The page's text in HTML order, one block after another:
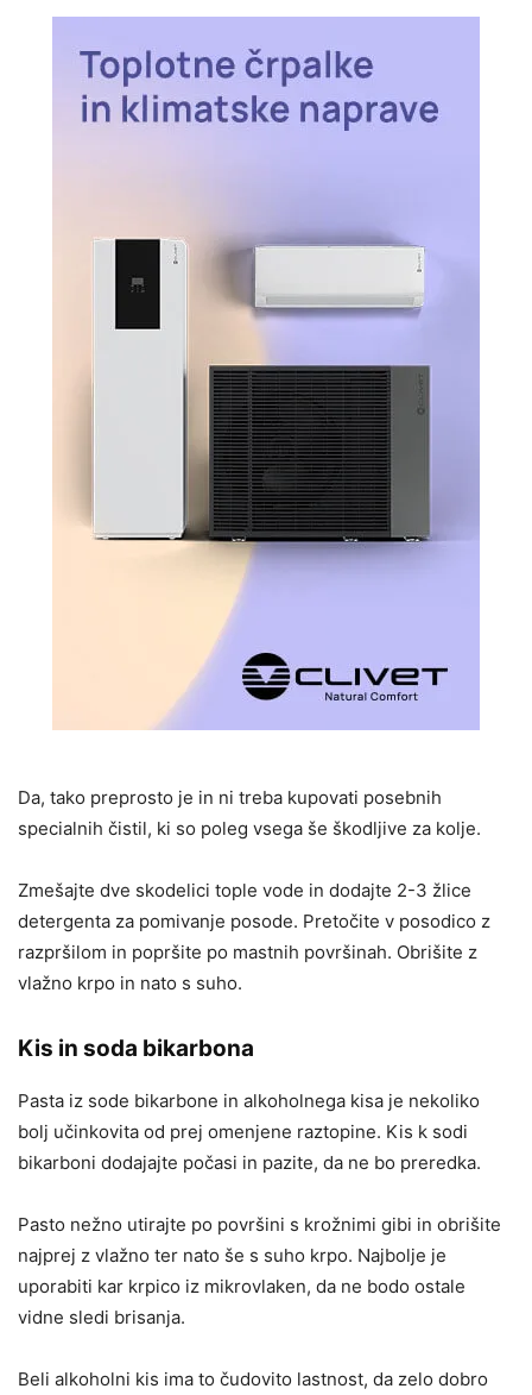
Da, tako preprosto je in ni treba kupovati posebnih
specialnih čistil, ki so poleg vsega še škodljive za kolje.
Zmešajte dve skodelici tople vode in dodajte 2-3 žlice
detergenta za pomivanje posode. Pretočite v posodico z
razpršilom in popršite po mastnih površinah. Obrišite z
vlažno krpo in nato s suho.
Kis in soda bikarbona
Pasta iz sode bikarbone in alkoholnega kisa je nekoliko
bolj učinkovita od prej omenjene raztopine. Kis k sodi
bikarboni dodajajte počasi in pazite, da ne bo preredka.
Pasto nežno utirajte po površini s krožnimi gibi in obrišite
najprej z vlažno ter nato še s suho krpo. Najbolje je
uporabiti kar krpico iz mikrovlaken, da ne bodo ostale
vidne sledi brisanja.
Beli alkoholni kis ima to čudovito lastnost, da zelo dobro